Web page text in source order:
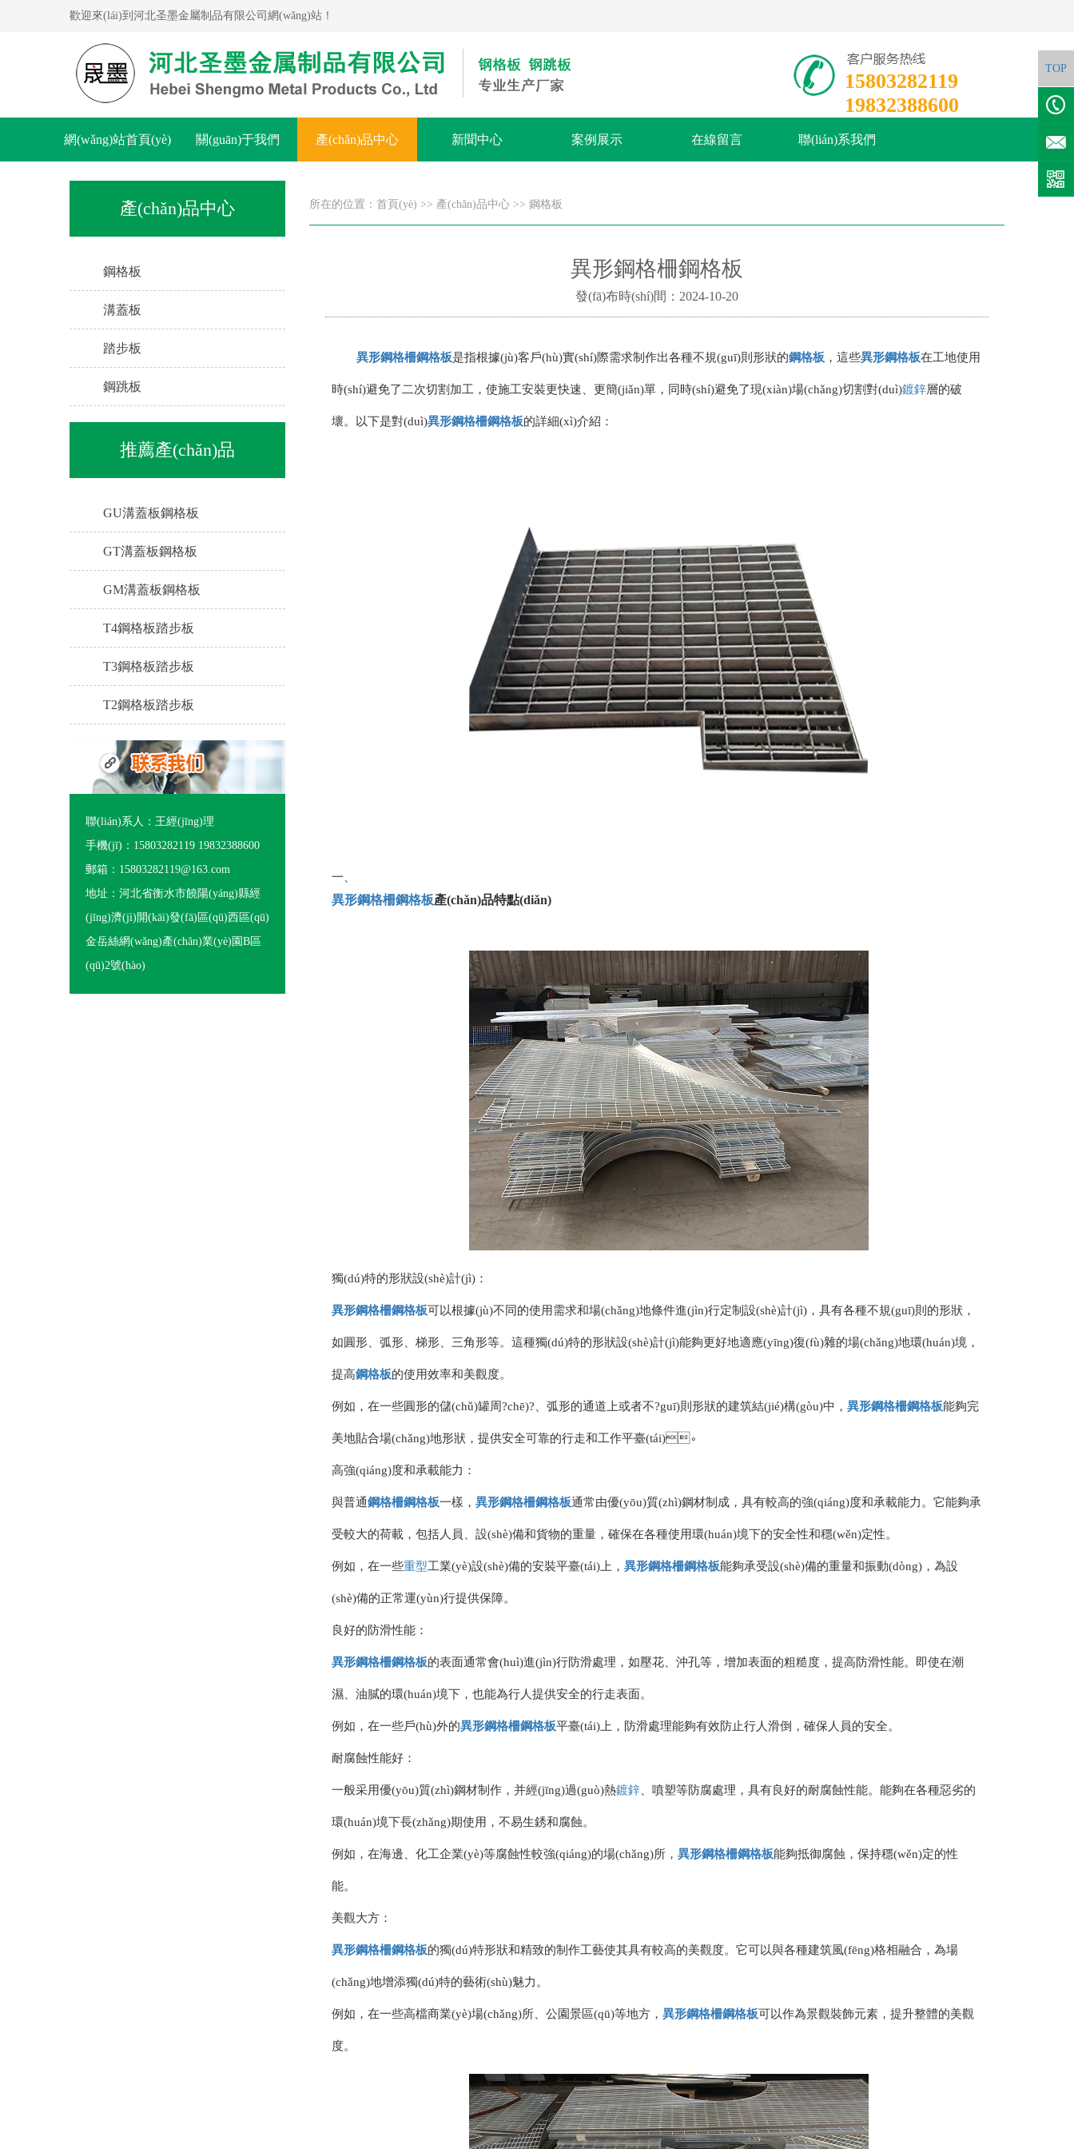
歡迎來(lái)到河北圣墨金屬制品有限公司網(wǎng)站！
15803282119
19832388600
網(wǎng)站首頁(yè) 關(guān)于我們 產(chǎn)品中心 新聞中心 案例展示 在線留言 聯(lián)系我們
產(chǎn)品中心
鋼格板
溝蓋板
踏步板
鋼跳板
推薦產(chǎn)品
GU溝蓋板鋼格板
GT溝蓋板鋼格板
GM溝蓋板鋼格板
T4鋼格板踏步板
T3鋼格板踏步板
T2鋼格板踏步板
聯(lián)系人：王經(jīng)理
手機(jī)：15803282119 19832388600
郵箱：15803282119@163.com
地址：河北省衡水市饒陽(yáng)縣經
(jīng)濟(jì)開(kāi)發(fā)區(qū)西區(qū)
金岳絲網(wǎng)產(chǎn)業(yè)園B區
(qū)2號(hào)
所在的位置： 首頁(yè) >> 產(chǎn)品中心 >> 鋼格板
異形鋼格柵鋼格板
發(fā)布時(shí)間：2024-10-20
異形鋼格柵鋼格板是指根據(jù)客戶(hù)實(shí)際需求制作出各種不規(guī)則形狀的鋼格板 ，這些異形鋼格板在工地使用
時(shí)避免了二次切割加工，使施工安裝更快速、更簡(jiǎn)單，同時(shí)避免了現(xiàn)場(chǎng)切割對(duì)鍍鋅層的破
壞。以下是對(duì)異形鋼格柵鋼格板的詳細(xì)介紹：
一、
異形鋼格柵鋼格板產(chǎn)品特點(diǎn)
獨(dú)特的形狀設(shè)計(jì)：
異形鋼格柵鋼格板可以根據(jù)不同的使用需求和場(chǎng)地條件進(jìn)行定制設(shè)計(jì)，具有各種不規(guī)則的形狀，
如圓形、弧形、梯形、三角形等。這種獨(dú)特的形狀設(shè)計(jì)能夠更好地適應(yīng)復(fù)雜的場(chǎng)地環(huán)境，
提高鋼格板的使用效率和美觀度。
例如，在一些圓形的儲(chǔ)罐周?chē)?、弧形的通道上或者不?guī)則形狀的建筑結(jié)構(gòu)中，異形鋼格柵鋼格板能夠完
美地貼合場(chǎng)地形狀，提供安全可靠的行走和工作平臺(tái)。
高強(qiáng)度和承載能力：
與普通鋼格柵鋼格板一樣，異形鋼格柵鋼格板通常由優(yōu)質(zhì)鋼材制成，具有較高的強(qiáng)度和承載能力。它能夠承
受較大的荷載，包括人員、設(shè)備和貨物的重量，確保在各種使用環(huán)境下的安全性和穩(wěn)定性。
例如，在一些重型工業(yè)設(shè)備的安裝平臺(tái)上，異形鋼格柵鋼格板能夠承受設(shè)備的重量和振動(dòng)，為設
(shè)備的正常運(yùn)行提供保障。
良好的防滑性能：
異形鋼格柵鋼格板的表面通常會(huì)進(jìn)行防滑處理，如壓花、沖孔等，增加表面的粗糙度，提高防滑性能。即使在潮
濕、油膩的環(huán)境下，也能為行人提供安全的行走表面。
例如，在一些戶(hù)外的異形鋼格柵鋼格板平臺(tái)上，防滑處理能夠有效防止行人滑倒，確保人員的安全。
耐腐蝕性能好：
一般采用優(yōu)質(zhì)鋼材制作，并經(jīng)過(guò)熱鍍鋅 、噴塑等防腐處理，具有良好的耐腐蝕性能。能夠在各種惡劣的
環(huán)境下長(zhǎng)期使用，不易生銹和腐蝕。
例如，在海邊、化工企業(yè)等腐蝕性較強(qiáng)的場(chǎng)所，異形鋼格柵鋼格板能夠抵御腐蝕，保持穩(wěn)定的性
能。
美觀大方：
異形鋼格柵鋼格板的獨(dú)特形狀和精致的制作工藝使其具有較高的美觀度。它可以與各種建筑風(fēng)格相融合，為場
(chǎng)地增添獨(dú)特的藝術(shù)魅力。
例如，在一些高檔商業(yè)場(chǎng)所、公園景區(qū)等地方，異形鋼格柵鋼格板可以作為景觀裝飾元素，提升整體的美觀
度。
TOP